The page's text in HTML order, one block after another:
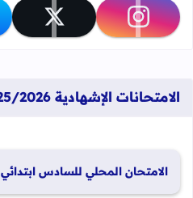
تابعنا على instagram تابعنا على x
الامتحانات الإشهادية 2025/2026
الامتحان المحلي للسادس ابتدائي